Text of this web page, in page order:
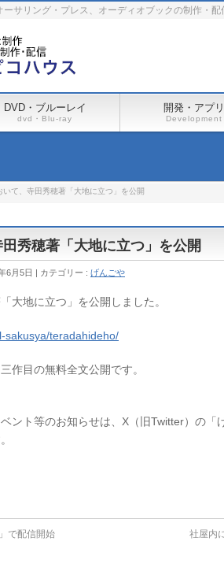
サリング・プレス、オーディオブックの制作・配
DVD・ブルーレイ
dvd・Blu-ray
開発・アプリ
Development
いて、寺田秀穂著「大地に立つ」を公開
田秀穂著「大地に立つ」を公開
6月5日 カテゴリー : げんごや
大地に立つ」を公開しました。
sakusya/teradahideho/
作目の無料全文公開です。
ント等のお知らせは、X（旧Twitter）の「
で配信開始 社屋内